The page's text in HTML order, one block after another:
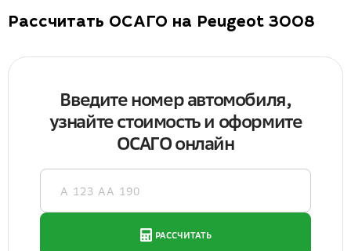
Рассчитать ОСАГО на Peugeot 3008